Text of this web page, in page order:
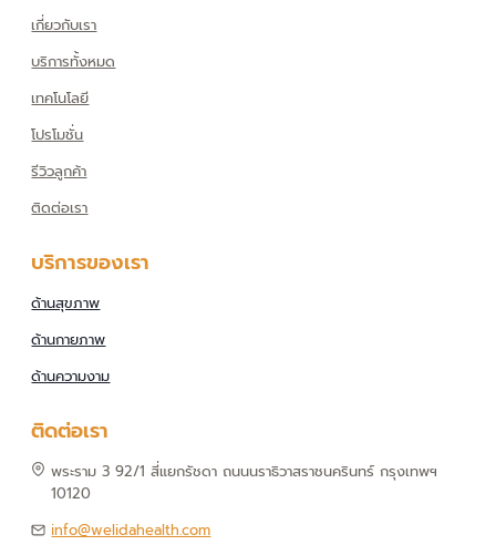
เกี่ยวกับเรา
บริการทั้งหมด
เทคโนโลยี
โปรโมชั่น
รีวิวลูกค้า
ติดต่อเรา
บริการของเรา
ด้านสุขภาพ
ด้านกายภาพ
ด้านความงาม
ติดต่อเรา
พระราม 3 92/1 สี่แยกรัชดา ถนนนราธิวาสราชนครินทร์ กรุงเทพฯ
10120
info@welidahealth.com